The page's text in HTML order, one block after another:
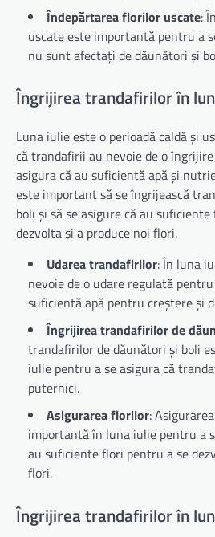
Îndepărtarea florilor uscate:
uscate este importantă pentru a
nu sunt afectați de dăunători și
Îngrijirea trandafirilor în
Luna iulie este o perioadă caldă și
că trandafirii au nevoie de o
asigura că au suficientă apă și
este important să se îngrijească
boli și să se asigure că au
dezvolta și a produce noi flori.
Udarea trandafirilor: În luna
nevoie de o udare regulată
suficientă apă pentru creștere și
Îngrijirea trandafirilor de
trandafirilor de dăunători și boli
iulie pentru a se asigura că
puternici.
Asigurarea florilor:
importantă în luna iulie pentru a
au suficiente flori pentru a se
flori.
Îngrijirea trandafirilor în